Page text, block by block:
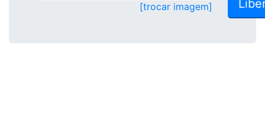
[trocar imagem]